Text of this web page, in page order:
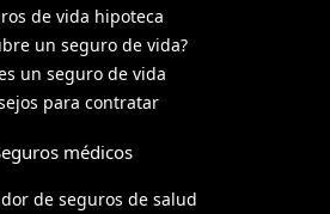
de vida hipoteca
un seguro de vida?
un seguro de vida
para contratar
médicos
de seguros de salud